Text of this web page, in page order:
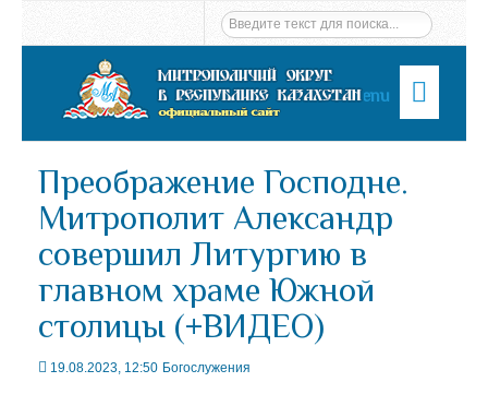
Menu
Преображение Господне.
Митрополит Александр
совершил Литургию в
главном храме Южной
столицы (+ВИДЕО)
19.08.2023, 12:50 Богослужения